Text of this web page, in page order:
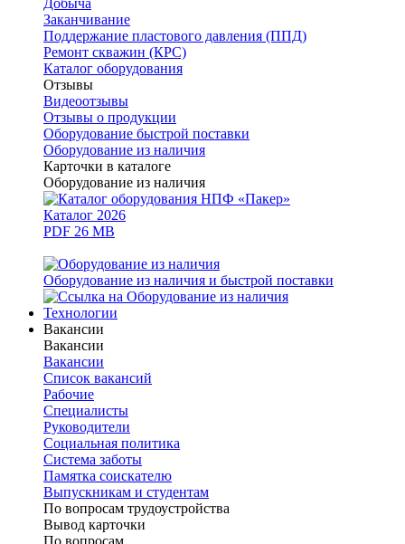
Добыча
Заканчивание
Поддержание пластового давления (ППД)
Ремонт скважин (КРС)
Каталог оборудования
Отзывы
Видеоотзывы
Отзывы о продукции
Оборудование быстрой поставки
Оборудование из наличия
Карточки в каталоге
Оборудование из наличия
Каталог 2026
PDF 26 MB
Оборудование из наличия и быстрой поставки
Технологии
Вакансии
Вакансии
Вакансии
Список вакансий
Рабочие
Специалисты
Руководители
Cоциальная политика
Система заботы
Памятка соискателю
Выпускникам и студентам
По вопросам трудоустройства
Вывод карточки
По вопросам